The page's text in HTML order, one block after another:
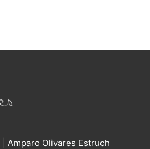
| Amparo Olivares Estruch